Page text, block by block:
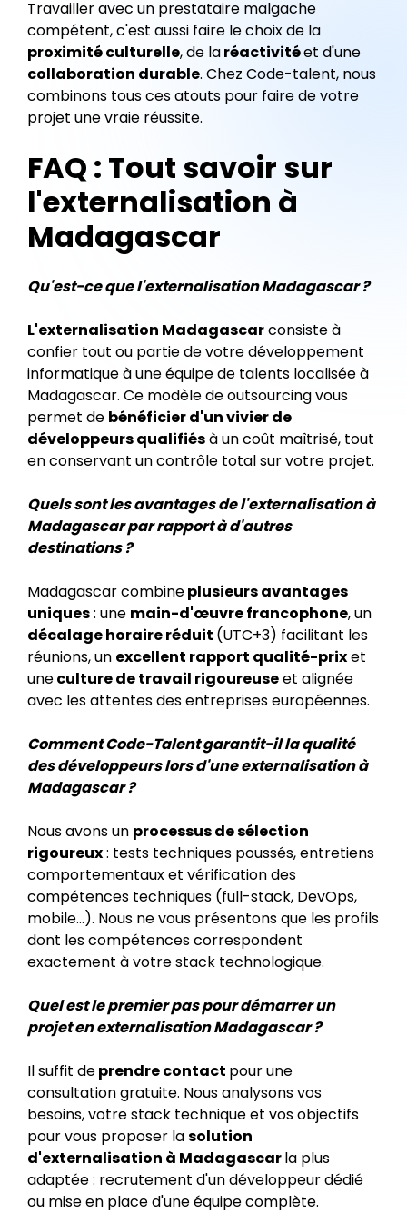
Travailler avec un prestataire malgache
compétent, c'est aussi faire le choix de la
proximité culturelle, de laréactivitéet d'une
collaboration durable. Chez Code-talent, nous
combinons tous ces atouts pour faire de votre
projet une vraie réussite.
FAQ : Tout savoir sur
l'externalisation à
Madagascar
Qu'est-ce que l'externalisation Madagascar ?
L'externalisation Madagascarconsiste à
confier tout ou partie de votre développement
informatique à une équipe de talents localisée à
Madagascar. Ce modèle de outsourcing vous
permet de bénéficier d'un vivier de
développeurs qualifiésà un coût maîtrisé, tout
en conservant un contrôle total sur votre projet.
Quels sont les avantages de l'externalisation à
Madagascar par rapport à d'autres
destinations ?
Madagascar combineplusieurs avantages
uniques: une main-d'œuvre francophone, un
décalage horaire réduit (UTC+3) facilitant les
réunions, un excellent rapport qualité-prixet
uneculture de travail rigoureuseet alignée
avec les attentes des entreprises européennes.
Comment Code-Talent garantit-il la qualité
des développeurs lors d'une externalisation à
Madagascar ?
Nous avons un processus de sélection
rigoureux: tests techniques poussés, entretiens
comportementaux et vérification des
compétences techniques (full-stack, DevOps,
mobile...). Nous ne vous présentons que les profils
dont les compétences correspondent
exactement à votre stack technologique.
Quel est le premier pas pour démarrer un
projet en externalisation Madagascar ?
Il suffit deprendre contact pour une
consultation gratuite. Nous analysons vos
besoins, votre stack technique et vos objectifs
pour vous proposer lasolution
d'externalisation à Madagascarla plus
adaptée : recrutement d'un développeur dédié
ou mise en place d'une équipe complète.